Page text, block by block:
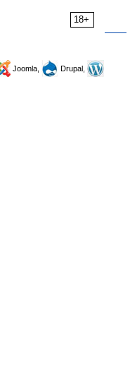
18+
Joomla,
Drupal,